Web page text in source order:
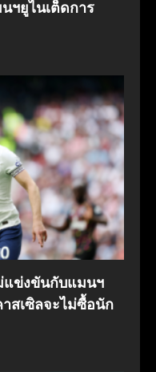
ฯยูไนเต็ดการ
แข่งขันกับแมนฯ
าสเซิลจะไม่ซื้อนัก